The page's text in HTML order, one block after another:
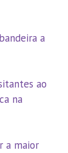
a
ao
na
a maior